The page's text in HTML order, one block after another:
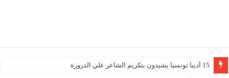
15 أديبا تونسيا يشيدون بتكريم الشاعر علي الدرورة